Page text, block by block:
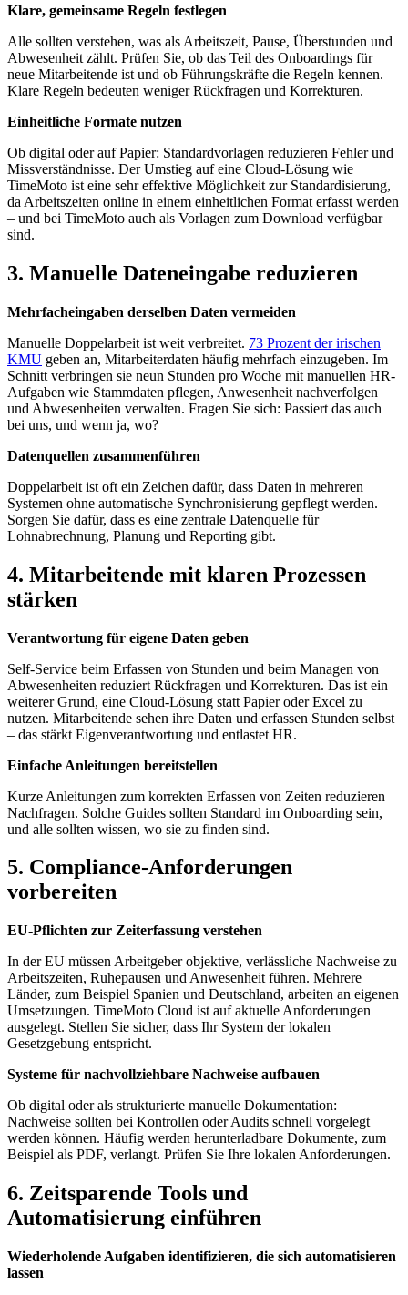
Klare, gemeinsame Regeln festlegen
Alle sollten verstehen, was als Arbeitszeit, Pause, Überstunden und
Abwesenheit zählt. Prüfen Sie, ob das Teil des Onboardings für
neue Mitarbeitende ist und ob Führungskräfte die Regeln kennen.
Klare Regeln bedeuten weniger Rückfragen und Korrekturen.
Einheitliche Formate nutzen
Ob digital oder auf Papier: Standardvorlagen reduzieren Fehler und
Missverständnisse. Der Umstieg auf eine Cloud-Lösung wie
TimeMoto ist eine sehr effektive Möglichkeit zur Standardisierung,
da Arbeitszeiten online in einem einheitlichen Format erfasst werden
– und bei TimeMoto auch als Vorlagen zum Download verfügbar
sind.
3. Manuelle Dateneingabe reduzieren
Mehrfacheingaben derselben Daten vermeiden
Manuelle Doppelarbeit ist weit verbreitet. 73 Prozent der irischen
KMU geben an, Mitarbeiterdaten häufig mehrfach einzugeben. Im
Schnitt verbringen sie neun Stunden pro Woche mit manuellen HR-
Aufgaben wie Stammdaten pflegen, Anwesenheit nachverfolgen
und Abwesenheiten verwalten. Fragen Sie sich: Passiert das auch
bei uns, und wenn ja, wo?
Datenquellen zusammenführen
Doppelarbeit ist oft ein Zeichen dafür, dass Daten in mehreren
Systemen ohne automatische Synchronisierung gepflegt werden.
Sorgen Sie dafür, dass es eine zentrale Datenquelle für
Lohnabrechnung, Planung und Reporting gibt.
4. Mitarbeitende mit klaren Prozessen
stärken
Verantwortung für eigene Daten geben
Self-Service beim Erfassen von Stunden und beim Managen von
Abwesenheiten reduziert Rückfragen und Korrekturen. Das ist ein
weiterer Grund, eine Cloud-Lösung statt Papier oder Excel zu
nutzen. Mitarbeitende sehen ihre Daten und erfassen Stunden selbst
– das stärkt Eigenverantwortung und entlastet HR.
Einfache Anleitungen bereitstellen
Kurze Anleitungen zum korrekten Erfassen von Zeiten reduzieren
Nachfragen. Solche Guides sollten Standard im Onboarding sein,
und alle sollten wissen, wo sie zu finden sind.
5. Compliance-Anforderungen
vorbereiten
EU-Pflichten zur Zeiterfassung verstehen
In der EU müssen Arbeitgeber objektive, verlässliche Nachweise zu
Arbeitszeiten, Ruhepausen und Anwesenheit führen. Mehrere
Länder, zum Beispiel Spanien und Deutschland, arbeiten an eigenen
Umsetzungen. TimeMoto Cloud ist auf aktuelle Anforderungen
ausgelegt. Stellen Sie sicher, dass Ihr System der lokalen
Gesetzgebung entspricht.
Systeme für nachvollziehbare Nachweise aufbauen
Ob digital oder als strukturierte manuelle Dokumentation:
Nachweise sollten bei Kontrollen oder Audits schnell vorgelegt
werden können. Häufig werden herunterladbare Dokumente, zum
Beispiel als PDF, verlangt. Prüfen Sie Ihre lokalen Anforderungen.
6. Zeitsparende Tools und
Automatisierung einführen
Wiederholende Aufgaben identifizieren, die sich automatisieren
lassen